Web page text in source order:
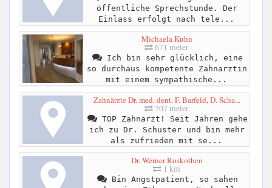
öffentliche Sprechstunde. Der
Einlass erfolgt nach tele...
Michaela Kuhn
671 meter
Ich bin sehr glücklich, eine
so durchaus kompetente Zahnarztin
mit einem sympathische...
Zahnärzte Dr. med. dent. F. Barfeld, D. Scha...
707 meter
TOP Zahnarzt! Seit Jahren gehe
ich zu Dr. Schuster und bin mehr
als zufrieden mit se...
Dr. Werner Roskothen
1 km
Bin Angstpatient, so sahen